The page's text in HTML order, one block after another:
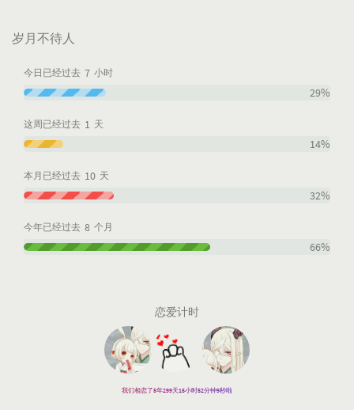
岁月不待人
今日已经过去 7 小时
29%
这周已经过去 1 天
14%
本月已经过去 10 天
32%
今年已经过去 8 个月
66%
恋爱计时
我们相恋了5年299天15小时52分钟11秒啦